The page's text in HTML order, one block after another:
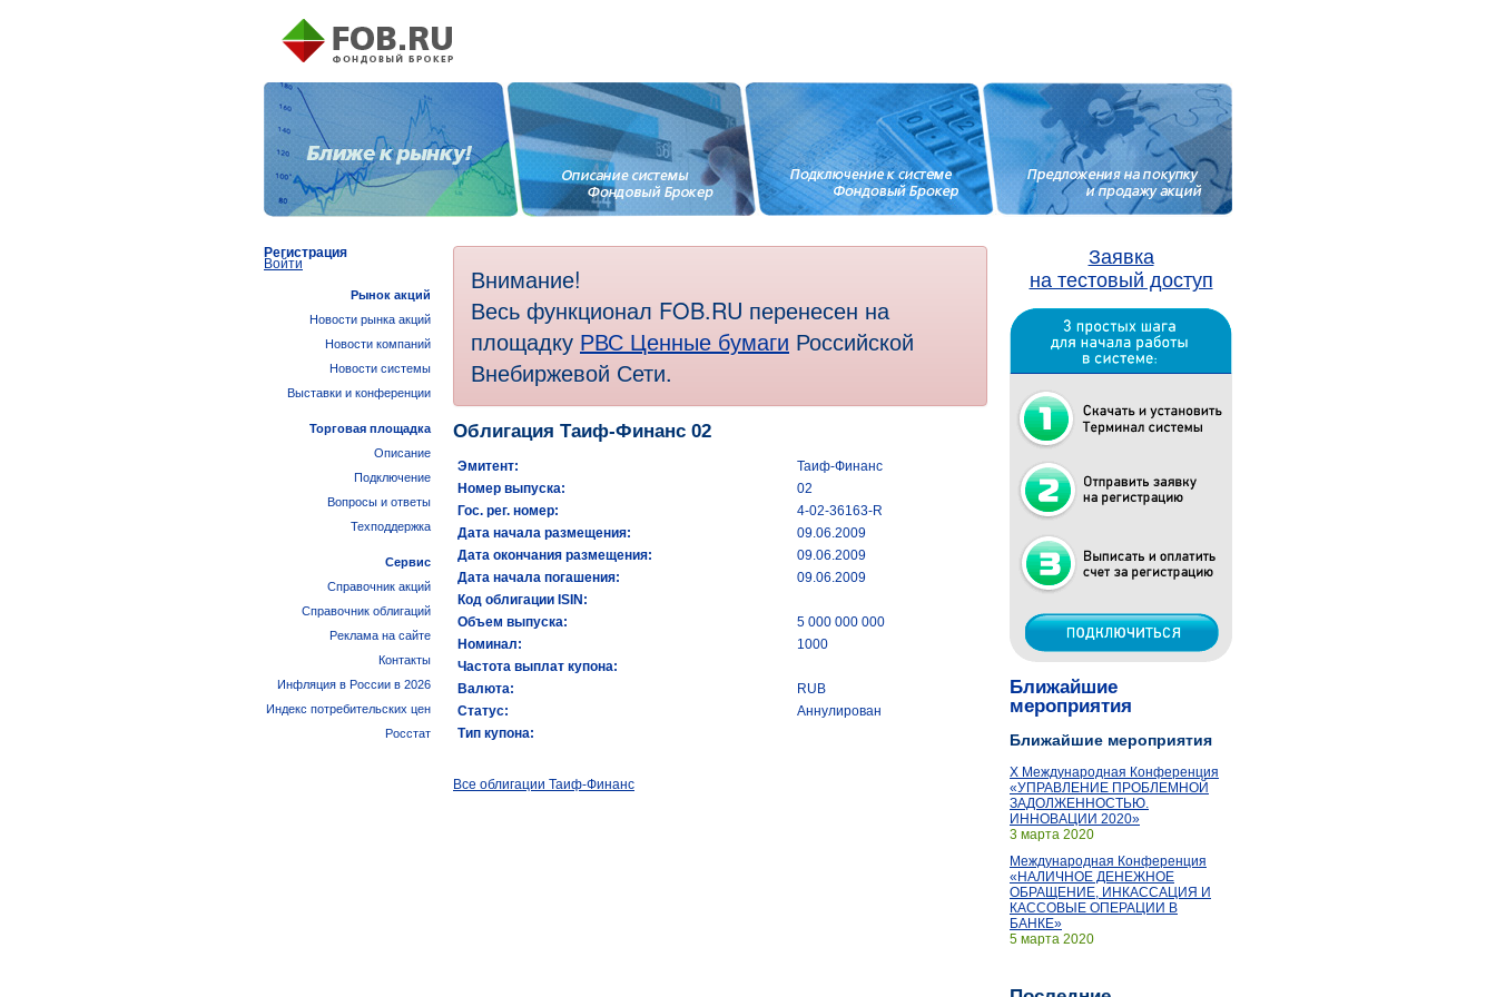
Внимание!
Весь функционал FOB.RU перенесен на
площадку РВС Ценные бумаги Российской
Внебиржевой Сети.
Облигация Таиф-Финанс 02
Эмитент:
Таиф-Финанс
Номер выпуска:
02
Гос. рег. номер:
4-02-36163-R
Дата начала размещения:
09.06.2009
Дата окончания размещения:
09.06.2009
Дата начала погашения:
09.06.2009
Код облигации ISIN:
Объем выпуска:
5 000 000 000
Номинал:
1000
Частота выплат купона:
Валюта:
RUB
Статус:
Аннулирован
Тип купона:
Все облигации Таиф-Финанс
Заявка
на тестовый доступ
Ближайшие
мероприятия
Ближайшие мероприятия
X Международная Конференция
«УПРАВЛЕНИЕ ПРОБЛЕМНОЙ
ЗАДОЛЖЕННОСТЬЮ.
ИННОВАЦИИ 2020»
3 марта 2020
Международная Конференция
«НАЛИЧНОЕ ДЕНЕЖНОЕ
ОБРАЩЕНИЕ, ИНКАССАЦИЯ И
КАССОВЫЕ ОПЕРАЦИИ В
БАНКЕ»
5 марта 2020
Регистрация
Войти
Рынок акций
Новости рынка акций
Новости компаний
Новости системы
Выставки и конференции
Торговая площадка
Описание
Подключение
Вопросы и ответы
Техподдержка
Сервис
Справочник акций
Справочник облигаций
Реклама на сайте
Контакты
Инфляция в России в 2026
Индекс потребительских цен
Росстат